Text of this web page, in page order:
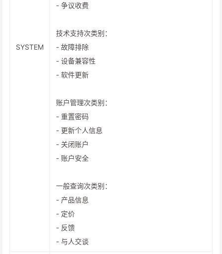
SYSTEM
- 争议收费
技术支持次类别：
- 故障排除
- 设备兼容性
- 软件更新
账户管理次类别：
- 重置密码
- 更新个人信息
- 关闭账户
- 账户安全
一般查询次类别：
- 产品信息
- 定价
- 反馈
- 与人交谈